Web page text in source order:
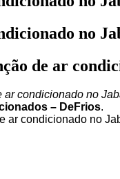
no
de ar
condicionado no
– DeFrios.
ar condicionado no